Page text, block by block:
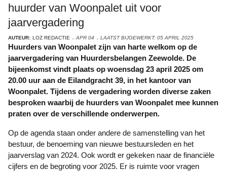
huurder van Woonpalet uit voor
jaarvergadering
AUTEUR: LOZ REDACTIE APR 04 LAATST BIJGEWERKT: 05 APRIL 2025
Huurders van Woonpalet zijn van harte welkom op de
jaarvergadering van Huurdersbelangen Zeewolde. De
bijeenkomst vindt plaats op woensdag 23 april 2025 om
20.00 uur aan de Eilandgracht 39, in het kantoor van
Woonpalet. Tijdens de vergadering worden diverse zaken
besproken waarbij de huurders van Woonpalet mee kunnen
praten over de verschillende onderwerpen.
Op de agenda staan onder andere de samenstelling van het
bestuur, de benoeming van nieuwe bestuursleden en het
jaarverslag van 2024. Ook wordt er gekeken naar de financiële
cijfers en de begroting voor 2025. Er is ruimte voor vragen